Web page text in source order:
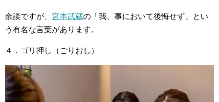
余談ですが、 宮本武蔵の「我、事において後悔せず」とい
う有名な言葉があります。
４．ゴリ押し（ごりおし）